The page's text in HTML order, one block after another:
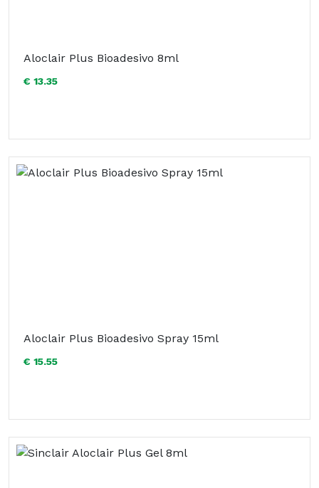
Aloclair Plus Bioadesivo 8ml
€ 13.35
Aloclair Plus Bioadesivo Spray 15ml
€ 15.55